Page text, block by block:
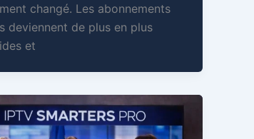
changé. Les abonnements
deviennent de plus en plus
et